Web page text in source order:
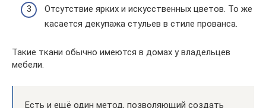
Отсутствие ярких и искусственных цветов. То же
касается декупажа стульев в стиле прованса.
Такие ткани обычно имеются в домах у владельцев
мебели.
Есть и ещё один метод, позволяющий создать